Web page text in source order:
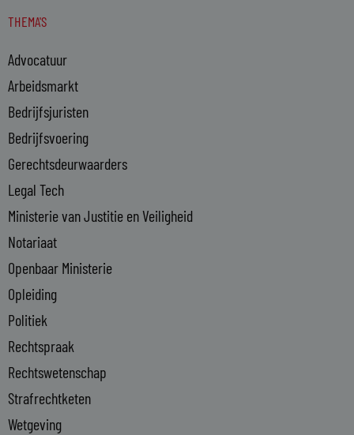
k
d
i
n
-
i
n
THEMA'S
Advocatuur
Arbeidsmarkt
Bedrijfsjuristen
Bedrijfsvoering
Gerechtsdeurwaarders
Legal Tech
Ministerie van Justitie en Veiligheid
Notariaat
Openbaar Ministerie
Opleiding
Politiek
Rechtspraak
Rechtswetenschap
Strafrechtketen
Wetgeving